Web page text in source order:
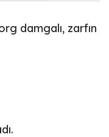
damgalı, zarfın